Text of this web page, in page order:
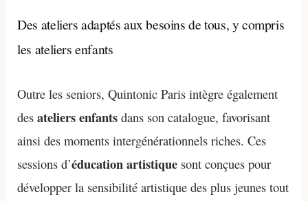
Des ateliers adaptés aux besoins de tous, y compris
les ateliers enfants
Outre les seniors, Quintonic Paris intègre également
desateliers enfants dans son catalogue, favorisant
ainsi des moments intergénérationnels riches. Ces
sessions d’éducation artistique sont conçues pour
développer la sensibilité artistique des plus jeunes tout